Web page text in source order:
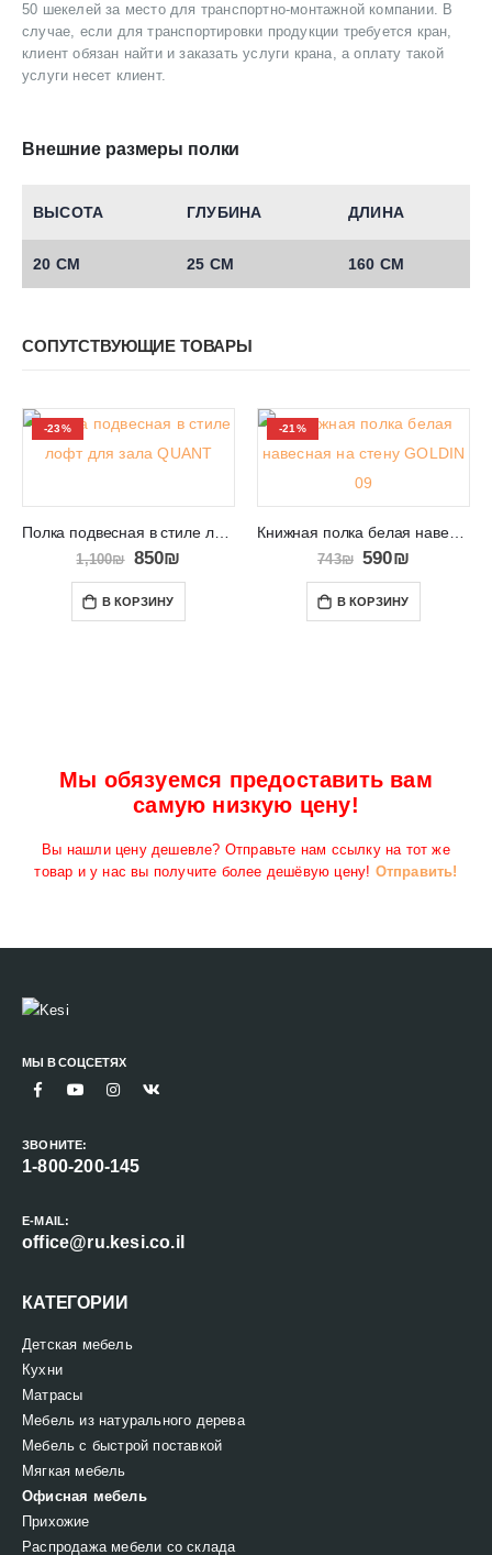
50 шекелей за место для транспортно-монтажной компании. В
случае, если для транспортировки продукции требуется кран,
клиент обязан найти и заказать услуги крана, а оплату такой
услуги несет клиент.
Внешние размеры полки
ВЫСОТА ГЛУБИНА ДЛИНА
20 СМ 25 СМ 160 СМ
СОПУТСТВУЮЩИЕ ТОВАРЫ
-23%
Полка подвесная в стиле лофт для зала QUANT 05
1,100₪ 850₪
В КОРЗИНУ
-21%
Книжная полка белая навесная на стену GOLDIN 09
743₪ 590₪
В КОРЗИНУ
Мы обязуемся предоставить вам
самую низкую цену!
Вы нашли цену дешевле? Отправьте нам ссылку на тот же
товар и у нас вы получите более дешёвую цену! Отправить!
МЫ В СОЦСЕТЯХ
ЗВОНИТЕ:
1-800-200-145
E-MAIL:
office@ru.kesi.co.il
КАТЕГОРИИ
Детская мебель
Кухни
Матрасы
Мебель из натурального дерева
Мебель с быстрой поставкой
Мягкая мебель
Офисная мебель
Прихожие
Распродажа мебели со склада